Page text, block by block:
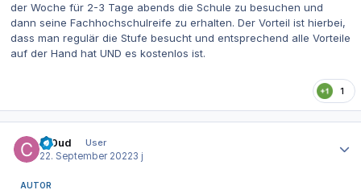
der Woche für 2-3 Tage abends die Schule zu besuchen und
dann seine Fachhochschulreife zu erhalten. Der Vorteil ist hierbei,
dass man regulär die Stufe besucht und entsprechend alle Vorteile
auf der Hand hat UND es kostenlos ist.
1
Cl0ud
User
22. September 20223 j
AUTOR